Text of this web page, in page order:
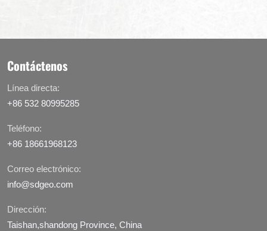
Contáctenos
Línea directa:
+86 532 80995285
Teléfono:
+86 18661968123
Correo electrónico:
info@sdgeo.com
Dirección:
Taishan,shandong Province, China